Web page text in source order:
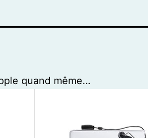
quand même…